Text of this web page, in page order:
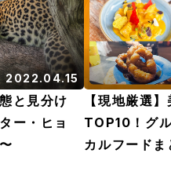
2022.04.15
と見分け
ー・ヒョ
【現地厳選
TOP10！グ
カルフードま